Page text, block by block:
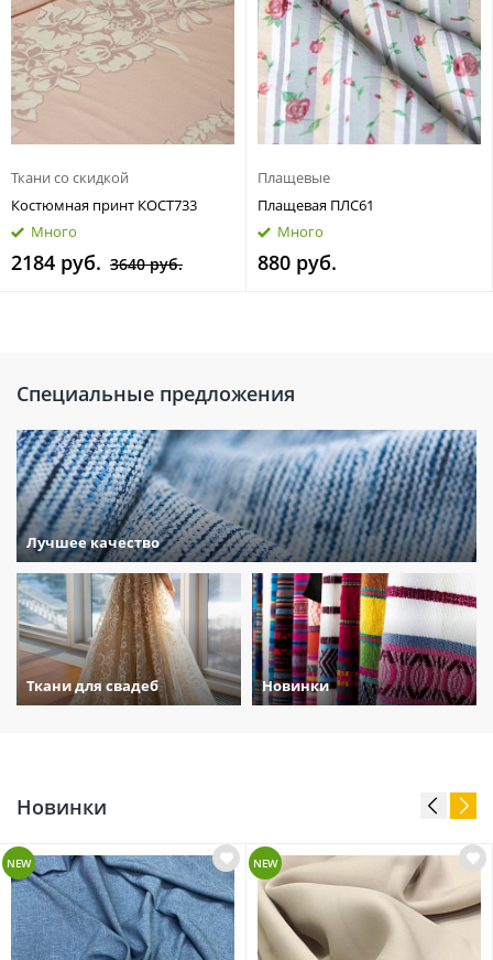
Ткани со скидкой
Костюмная принт КОСТ733
Много
2184 руб. 3640 руб.
Плащевые
Плащевая ПЛС61
Много
880 руб.
Специальные предложения
Лучшее качество
Ткани для свадеб Новинки
Новинки
NEW NEW